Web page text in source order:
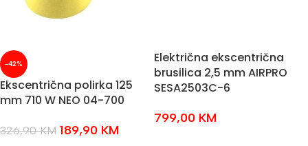
-42%
Ekscentrična polirka 125
mm 710 W NEO 04-700
326,90KM 189,90 KM
Električna ekscentrična
brusilica 2,5 mm AIRPRO
SESA2503C-6
799,00 KM